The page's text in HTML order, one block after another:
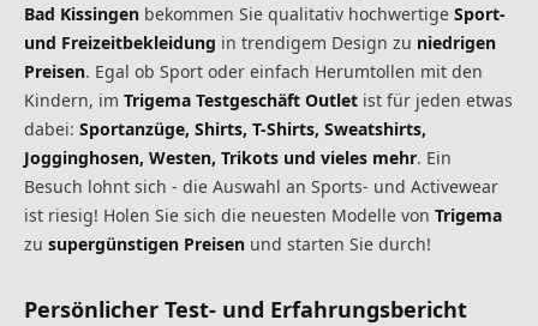
Bad Kissingen bekommen Sie qualitativ hochwertige Sport-
und Freizeitbekleidung in trendigem Design zu niedrigen
Preisen. Egal ob Sport oder einfach Herumtollen mit den
Kindern, im Trigema Testgeschäft Outlet ist für jeden etwas
dabei: Sportanzüge, Shirts, T-Shirts, Sweatshirts,
Jogginghosen, Westen, Trikots und vieles mehr. Ein
Besuch lohnt sich - die Auswahl an Sports- und Activewear
ist riesig! Holen Sie sich die neuesten Modelle von Trigema
zu supergünstigen Preisen und starten Sie durch!
Persönlicher Test- und Erfahrungsbericht